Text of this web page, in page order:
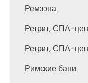
Ремзона
Ретрит, СПА-
Ретрит, СПА-
Римские бани